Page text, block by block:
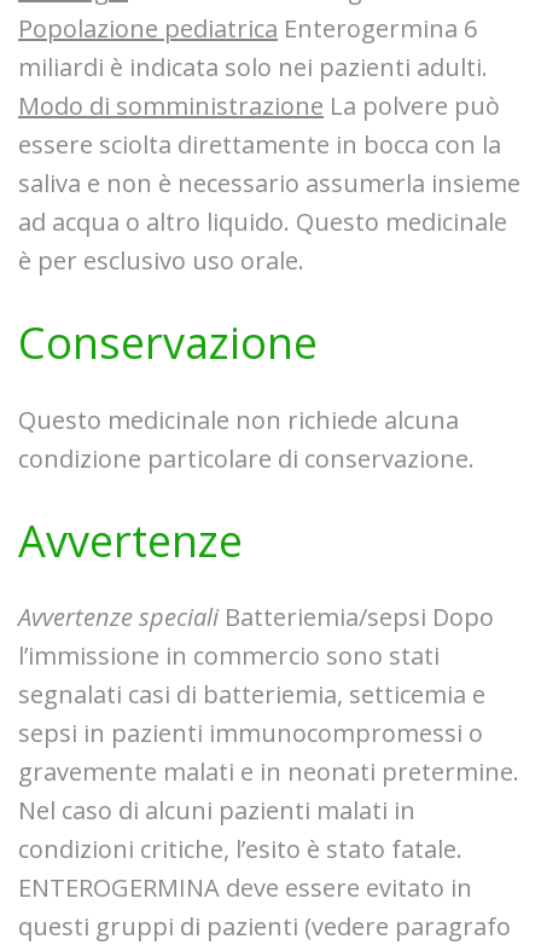
Popolazione pediatrica Enterogermina 6
miliardi è indicata solo nei pazienti adulti.
Modo di somministrazione La polvere può
essere sciolta direttamente in bocca con la
saliva e non è necessario assumerla insieme
ad acqua o altro liquido. Questo medicinale
è per esclusivo uso orale.
Conservazione
Questo medicinale non richiede alcuna
condizione particolare di conservazione.
Avvertenze
Avvertenze speciali Batteriemia/sepsi Dopo
l’immissione in commercio sono stati
segnalati casi di batteriemia, setticemia e
sepsi in pazienti immunocompromessi o
gravemente malati e in neonati pretermine.
Nel caso di alcuni pazienti malati in
condizioni critiche, l’esito è stato fatale.
ENTEROGERMINA deve essere evitato in
questi gruppi di pazienti (vedere paragrafo